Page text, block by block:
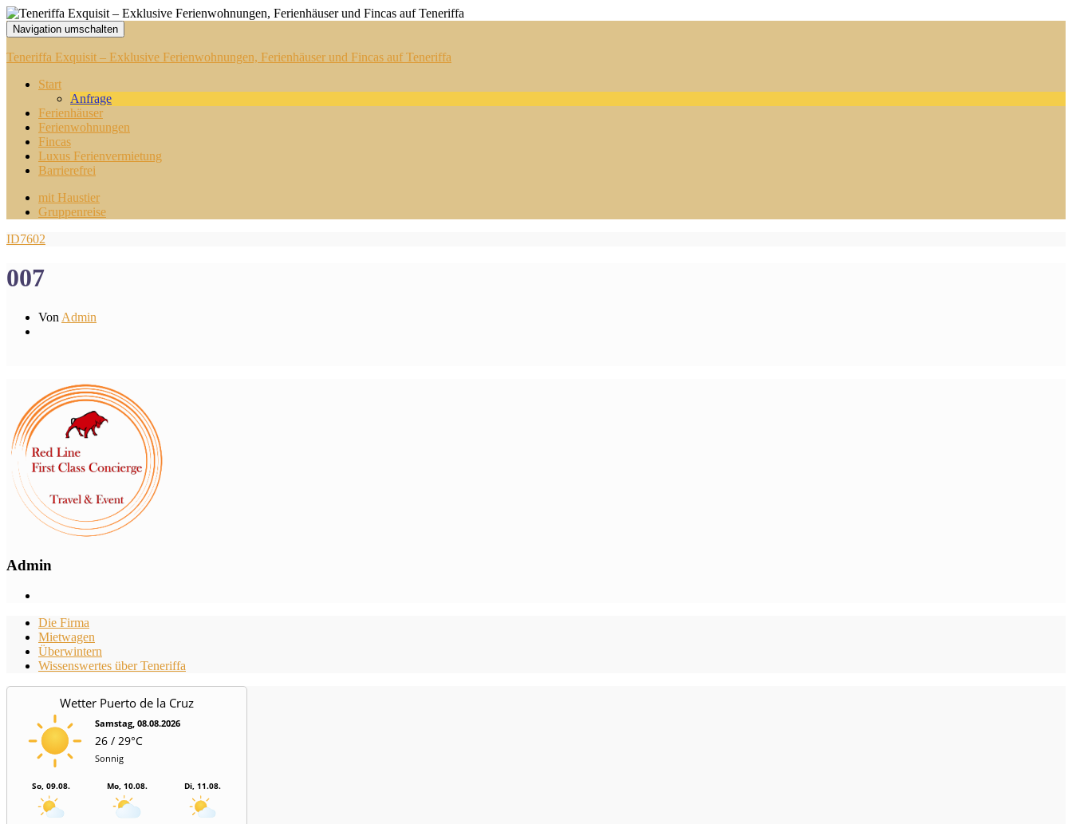
Navigation umschalten
Teneriffa Exquisit – Exklusive Ferienwohnungen, Ferienhäuser und Fincas auf Teneriffa
Start
Anfrage
Ferienhäuser
Ferienwohnungen
Fincas
Luxus Ferienvermietung
Barrierefrei
mit Haustier
Gruppenreise
ID7602
007
Von Admin
Admin
Die Firma
Mietwagen
Überwintern
Wissenswertes über Teneriffa
Wetter Puerto de la Cruz
Samstag, 08.08.2026
26 / 29°C
Sonnig
So, 09.08. Mo, 10.08. Di, 11.08.